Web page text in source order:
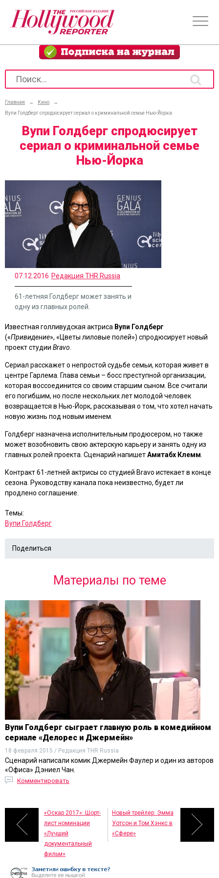
Главная → Кино
→
Вупи Голдберг спродюсирует сериал о криминальной семье Нью-Йорка
Вупи Голдберг спродюсирует
сериал о криминальной семье
Нью-Йорка
07.12.2016 Редакция THR Russia
61-летняя Голдберг может занять и
одну из главных ролей.
Известная голливудская актриса Вупи Голдберг
(«Привидение», «Цветы лиловые полей») спродюсирует новый
проект студии Bravo
Сериал расскажет о непростой судьбе семьи, которая живет в
центре Гарлема. Глава семьи – босс преступной организации,
которая воссоединится со своим старшим сыном. Все считали
его погибшим, но после нескольких лет молодой человек
возвращается в Нью-Йорк, рассказывая о том, что хотел начать
новую жизнь под новым именем.
Голдберг назначена исполнительным продюсером, но также
может возобновить свою актерскую карьеру и занять одну из
главных ролей проекта. Сценарий напишетАмитабх Клемм
Контракт 61-летней актрисы со студией Bravo истекает в конце
сезона. Руководству канала пока неизвестно, будет ли
продлено соглашение.
Темы:
Вупи Голдберг
Поделиться
Материалы по теме
Вупи Голдберг сыграет главную роль в комедийном
сериале «Делорес и Джермейн»
18 февраля 2015 / Редакция THR Russia
Сценарий написали комик Джермейн Фаулер и один из авторов
«Офиса» Дэниел Чан.
Комментировать
«Оскар 2017»: Шорт-
лист номинации
«Лучший
документальный
фильм»
Новый трейлер: Эмма
Уотсон и Том Хэнкс в
«Сфере»